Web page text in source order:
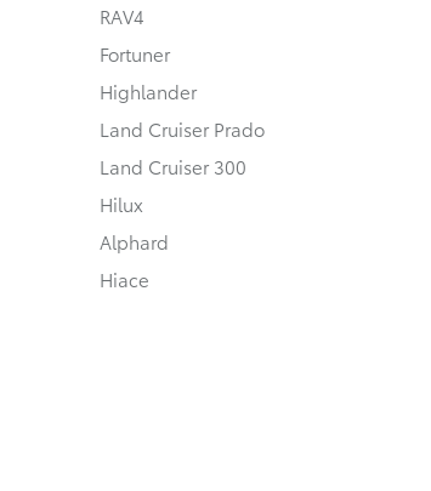
RAV4
Fortuner
Highlander
Land Cruiser Prado
Land Cruiser 300
Hilux
Alphard
Hiace